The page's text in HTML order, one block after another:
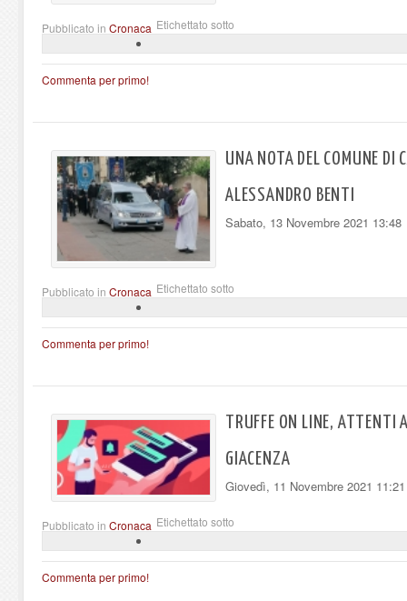
Pubblicato in Cronaca Etichettato sotto
Commenta per primo!
UNA NOTA DEL COMUNE DI
ALESSANDRO BENTI
Sabato, 13 Novembre 2021 13:48
Pubblicato in Cronaca Etichettato sotto
Commenta per primo!
TRUFFE ON LINE, ATTENTI
GIACENZA
Giovedì, 11 Novembre 2021 11:21
Pubblicato in Cronaca Etichettato sotto
Commenta per primo!